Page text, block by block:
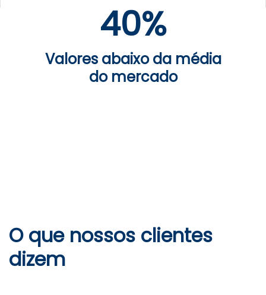
40%
Valores abaixo da média
do mercado
O que nossos clientes
dizem